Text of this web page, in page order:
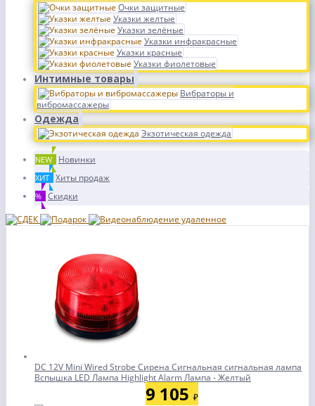
Очки защитные
Указки желтые
Указки зелёные
Указки инфракрасные
Указки красные
Указки фиолетовые
Интимные товары
Вибраторы и
вибромассажеры
Одежда
Экзотическая одежда
NEW Новинки
ХИТ Хиты продаж
% Скидки
DC 12V Mini Wired Strobe Сирена Сигнальная сигнальная лампа
Вспышка LED Лампа Highlight Alarm Лампа - Желтый
9 105 ₽